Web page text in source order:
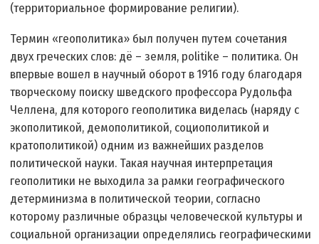
(территориальное формирование религии).
Термин «геополитика» был получен путем сочетания
двух греческих слов: дё – земля, politike – политика. Он
впервые вошел в научный оборот в 1916 году благодаря
творческому поиску шведского профессора Рудольфа
Челлена, для которого геополитика виделась (наряду с
экополитикой, демополитикой, социополитикой и
кратополитикой) одним из важнейших разделов
политической науки. Такая научная интерпретация
геополитики не выходила за рамки географического
детерминизма в политической теории, согласно
которому различные образцы человеческой культуры и
социальной организации определялись географическими